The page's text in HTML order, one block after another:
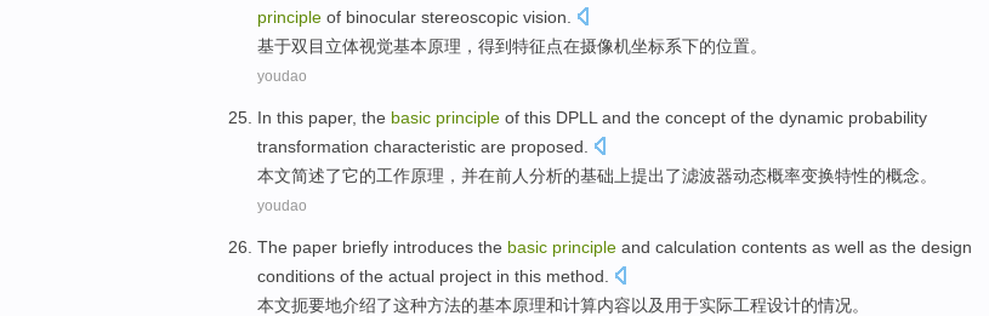
principle of binocular stereoscopic vision.
基于双目 立体视觉基本原理 ， 得到特征点在摄像机坐标系下的位置。
youdao
In this paper, the basic principle of this DPLL and the concept of the dynamic probability
transformation characteristic are proposed
本文简述了它的工作原理 ， 并在前人分析的基础 上提出了滤波器动态概率变换特性的概念。
youdao
The paper briefly introduces the basic principle and calculation contents as well as the design
conditions of the actual project in this method
本文扼要地介绍了这种方法的基本原理和计算内容以及 用于实际工程设计的情况。